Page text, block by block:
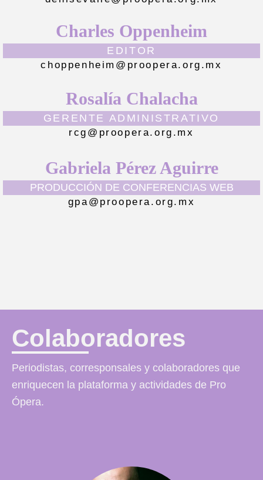
Charles Oppenheim
EDITOR
choppenheim@proopera.org.mx
Rosalía Chalacha
GERENTE ADMINISTRATIVO
rcg@proopera.org.mx
Gabriela Pérez Aguirre
PRODUCCIÓN DE CONFERENCIAS WEB
gpa@proopera.org.mx
Colaboradores
Periodistas, corresponsales y colaboradores que
enriquecen la plataforma y actividades de Pro
Ópera.